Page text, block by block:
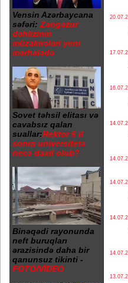
Vensin Azərbaycana
səfəri: Zəngəzur
dəhlizinin
müzakirələri yeni
mərhələdə
Sovet təhsil elitası və
cavabsız qalan
suallar:Rektor 6 il
sonra universitetə
necə daxil olub?
Binəqədi rayonunda
neft buruqları
ərazisində daha bir
qanunsuz tikinti -
FOTO/VİDEO